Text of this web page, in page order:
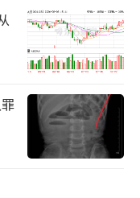
预期，股市可能
衰退的风险很
的回调也不太可
自全球债券收益
借款规模、债
险也在上升。这